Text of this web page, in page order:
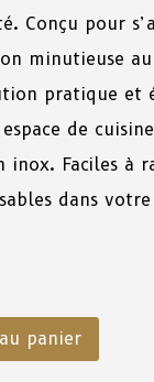
Conçu pour
minutieuse
pratique et
de
inox. Faciles à
dans
panier